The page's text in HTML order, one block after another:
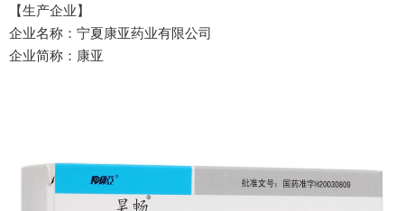
【生产企业】
企业名称：宁夏康亚药业有限公司
企业简称：康亚